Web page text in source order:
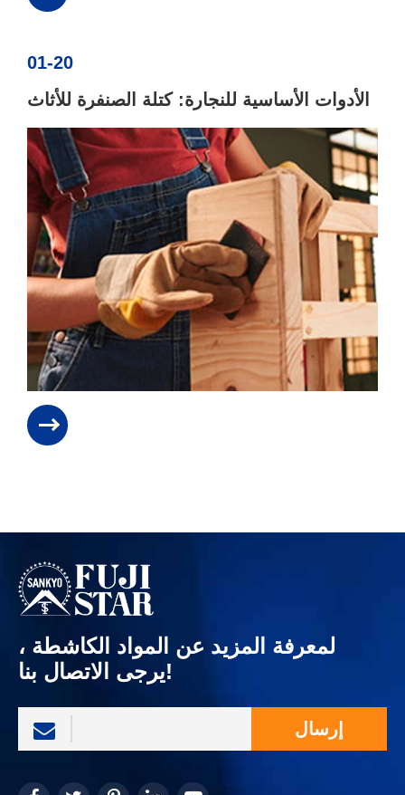
01-20
الأدوات الأساسية للنجارة: كتلة الصنفرة للأثاث
لمعرفة المزيد عن المواد الكاشطة ،
يرجى الاتصال بنا!
إرسال